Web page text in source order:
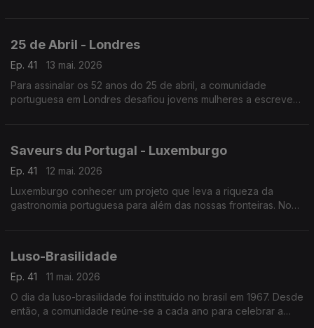
25 de Abril - Londres
Ep. 41
13 mai. 2026
Para assinalar os 52 anos do 25 de abril, a comunidade
portuguesa em Londres desafiou jovens mulheres a escrever
Saveurs du Portugal - Luxemburgo
Ep. 41
12 mai. 2026
Luxemburgo conhecer um projeto que leva a riqueza da
gastronomia portuguesa para além das nossas fronteiras. No
Luso-Brasilidade
Ep. 41
11 mai. 2026
O dia da luso-brasilidade foi instituído no brasil em 1967. Desde
então, a comunidade reúne-se a cada ano para celebrar a